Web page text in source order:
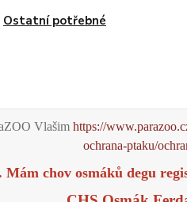
Ostatní potřebné
Vlašim https://
ochrana-ptaku/
Mám chov osmáků degu